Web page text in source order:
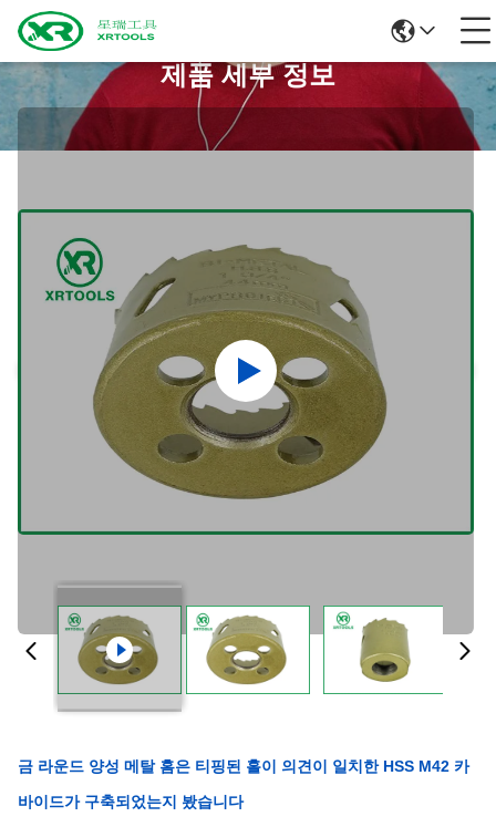
제품 세부 정보
금 라운드 양성 메탈 홈은 티핑된 홀이 의견이 일치한 HSS M42 카
바이드가 구축되었는지 봤습니다